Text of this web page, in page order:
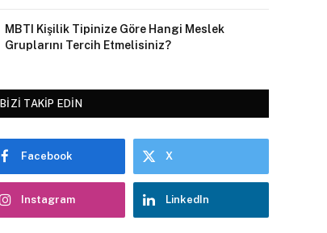
MBTI Kişilik Tipinize Göre Hangi Meslek
Gruplarını Tercih Etmelisiniz?
BIZI TAKIP EDIN
Facebook X
Instagram LinkedIn